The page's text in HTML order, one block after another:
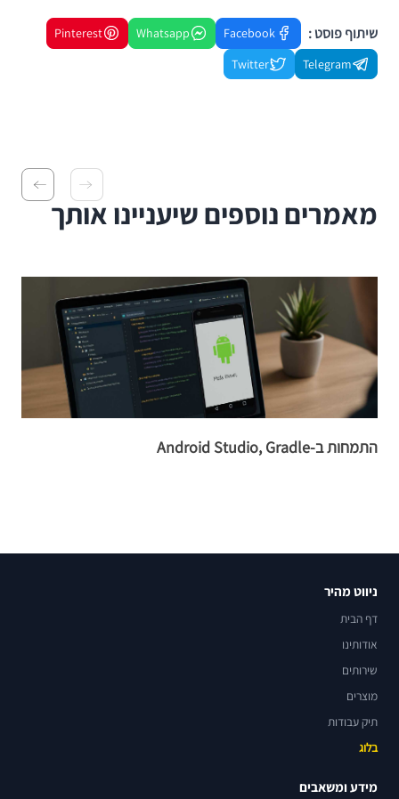
שיתוף פוסט : Facebook
Whatsapp
Pinterest
Telegram
Twitter
מאמרים נוספים שיעניינו אותך
התמחות ב-Android Studio, Gradle
ניווט מהיר
דף הבית
אודותינו
שירותים
מוצרים
תיק עבודות
בלוג
מידע ומשאבים